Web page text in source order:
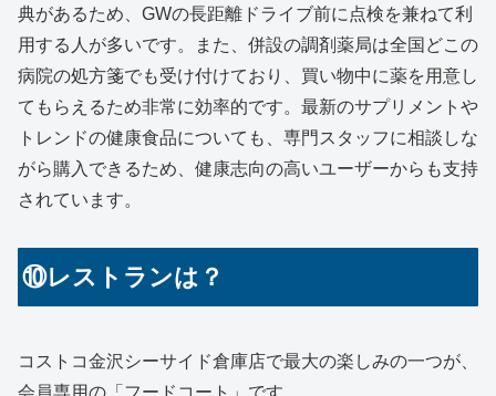
典があるため、GWの長距離ドライブ前に点検を兼ねて利
用する人が多いです。また、併設の調剤薬局は全国どこの
病院の処方箋でも受け付けており、買い物中に薬を用意し
てもらえるため非常に効率的です。最新のサプリメントや
トレンドの健康食品についても、専門スタッフに相談しな
がら購入できるため、健康志向の高いユーザーからも支持
されています。
⑩レストランは？
コストコ金沢シーサイド倉庫店で最大の楽しみの一つが、
会員専用の「フードコート」です。